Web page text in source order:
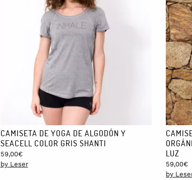
CAMISETA DE YOGA DE ALGODÓN Y
SEACELL COLOR GRIS SHANTI
59,00€
by Leser
LUZ
59,00€
by